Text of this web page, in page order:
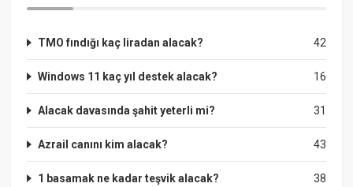
42
TMO fındığı kaç liradan alacak?
16
Windows 11 kaç yıl destek alacak?
31
Alacak davasında şahit yeterli mi?
43
Azrail canını kim alacak?
38
1 basamak ne kadar teşvik alacak?